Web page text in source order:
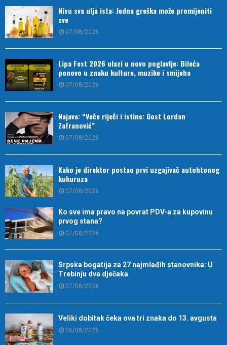
Nisu sva ulja ista: Jedna greška može promijeniti
sve
07/08/2026
Lipa Fest 2026 ulazi u novo poglavlje: Bileća
ponovo u znaku kulture, muzike i smijeha
07/08/2026
Najava: “Veče riječi i istine: Gost Lordan
Zafranović”
07/08/2026
Kako je direktor postao prvi uzgajivač autohtonog
kukuruza
07/08/2026
Ko sve ima pravo na povrat PDV-a za kupovinu
prvog stana?
07/08/2026
Srpska bogatija za 27 najmlađih stanovnika: U
Trebinju dva dječaka
07/08/2026
Veliki dobitak čeka ova tri znaka do 13. avgusta
06/08/2026